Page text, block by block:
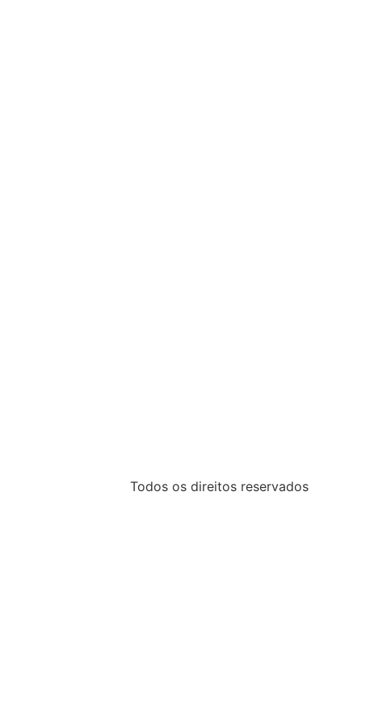
Todos os direitos reservados